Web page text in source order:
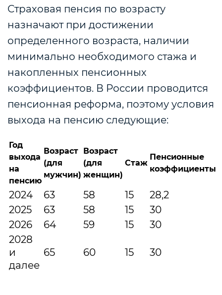
Страховая пенсия по возрасту
назначают при достижении
определенного возраста, наличии
минимально необходимого стажа и
накопленных пенсионных
коэффициентов. В России проводится
пенсионная реформа, поэтому условия
выхода на пенсию следующие:
Год
выхода
на
пенсию
Возраст
(для
мужчин)
Возраст
(для
женщин)
Стаж
Пенсионные
коэффициенты
2024 63 58 15
28,2
2025
63 58 15
30
2026
64 59 15
30
2028
и
далее
65 60 15 30